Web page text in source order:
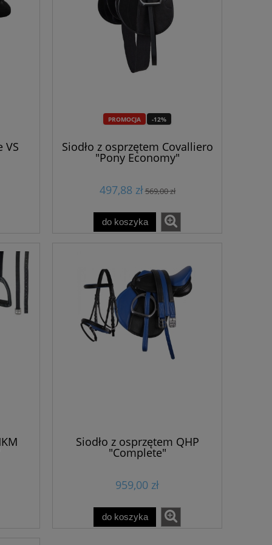
159,00 zł
135,15 zł
VS
PROMOCJA -12%
Siodło z osprzętem Covalliero
"Pony Economy"
497,88 zł569,00 zł
do koszyka
Siodło z osprzętem QHP
"Complete"
959,00 zł
do koszyka